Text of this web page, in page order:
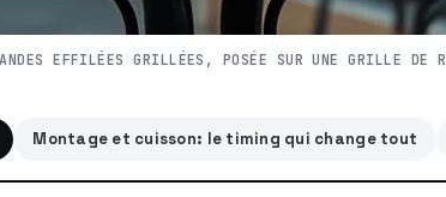
EFFILÉES GRILLÉES, POSÉE SUR UNE GRILLE DE
Montage et cuisson: le timing qui change tout